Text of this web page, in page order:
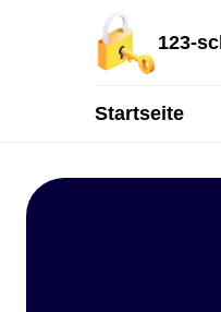
123-
Startseite